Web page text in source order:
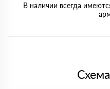
В наличии всегда